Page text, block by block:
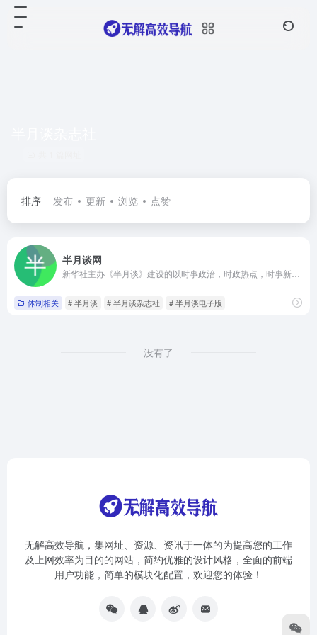
排序 发布 更新 浏览 点赞
半月谈网
体制相关 # 半月谈 # 半月谈杂志社 # 半月谈电子版
没有了
无解高效导航，集网址、资源、资讯于一体的为提高您的工作
及上网效率为目的的网站，简约优雅的设计风格，全面的前端
用户功能，简单的模块化配置，欢迎您的体验！